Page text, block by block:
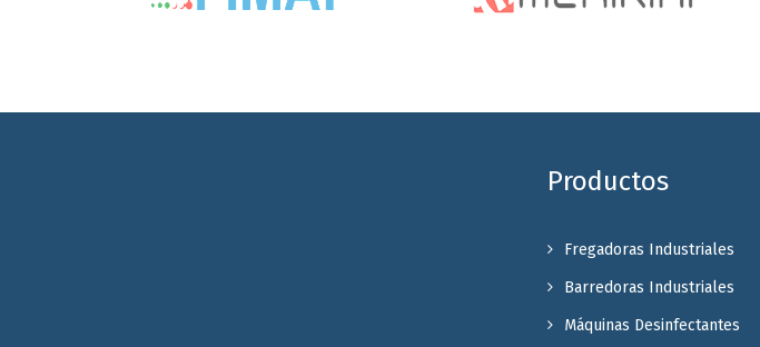
Productos
Fregadoras Industriales
Barredoras Industriales
Máquinas Desinfectantes